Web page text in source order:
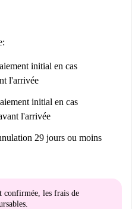
initial en cas
l'arrivée
initial en cas
l'arrivée
29 jours ou moins
confirmée, les frais de